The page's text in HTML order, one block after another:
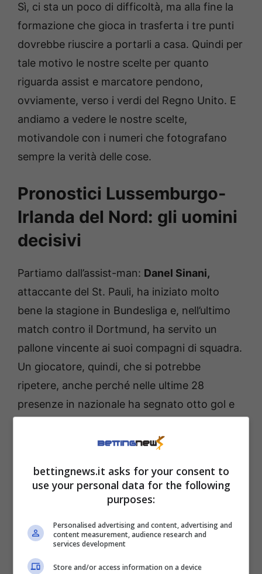
Sì, ci sta un poco di difficoltà, ma alla fine la
formazione che gioca in trasferta i tre punti
dovrebbe riuscire a portarli a casa. Quindi per
tale motivo le nostre scelte per quanto
riguarda assist e marcatore pendono,
ovviamente, verso i verdi del Regno Unito. E
andiamo a vedere le nostre scelte,
motivandole con i numeri che fotografano
sempre la verità delle cose.
Pronostici Lussemburgo-
Irlanda del Nord: gli uomini
decisivi
Partiamo dall’assist-man: Danel Sinani,
attaccante del St. Pauli, ha iniziato molto
bene la stagione in Bundesliga e, nell’ultimo
match contro il Dortmund, ha servito un
pallone vincente ai suoi compagni di squadra.
Un giocatore, quindi, che si potrebbe
ripetere, anche perché nelle ultime 28
presenze in nazionale ha segnato otto gol e
numeri importanti che in una partita del
complicata, potrebbero fare la differenza. Il
Lussemburgo ovviamente si affida a lui.
bettingnews.it asks for your consent to
use your personal data for the following
purposes:
Personalised advertising and content, advertising and
content measurement, audience research and
services development
Store and/or access information on a device